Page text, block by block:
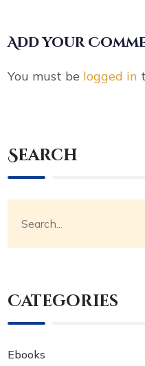
Add your
You must be logged in
Search
Categories
Ebooks